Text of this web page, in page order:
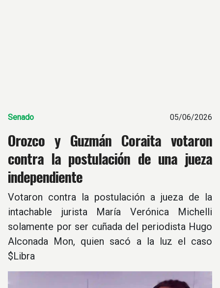
Senado 05/06/2026
Orozco y Guzmán Coraita votaron
contra la postulación de una jueza
independiente
Votaron contra la postulación a jueza de la
intachable jurista María Verónica Michelli
solamente por ser cuñada del periodista Hugo
Alconada Mon, quien sacó a la luz el caso
$Libra